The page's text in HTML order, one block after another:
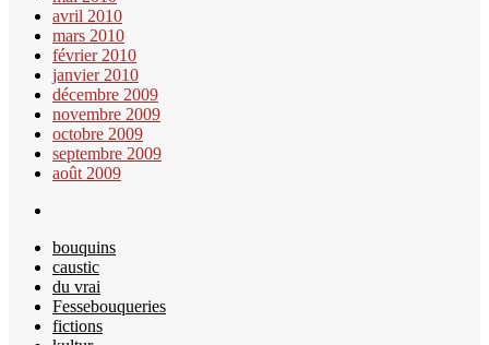
avril 2010
mars 2010
février 2010
janvier 2010
décembre 2009
novembre 2009
octobre 2009
septembre 2009
août 2009
bouquins
caustic
du vrai
Fessebouqueries
fictions